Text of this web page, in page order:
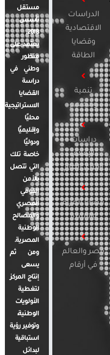
الدراسات
الاقتصادية
وقضايا
الطاقة
تنمية
ومجتمع
دراسات
الإعلام
والرأي العام
قضايا المرأة
والأسرة
مصر والعالم
في أرقام
مستقل
تأسس
2018.
يعتمد على
منظور
وطني في
دراسة
القضايا
الاستراتيجية
محليًا
وإقليميًا
ودوليًا
خاصة تلك
التي تتصل
بالأمن
القومي
المصري
والمصالح
الوطنية
المصرية.
ومن ثم
يسعى
إنتاج المركز
لتغطية
الأولويات
الوطنية،
وتوفير رؤية
استباقية
لبدائل